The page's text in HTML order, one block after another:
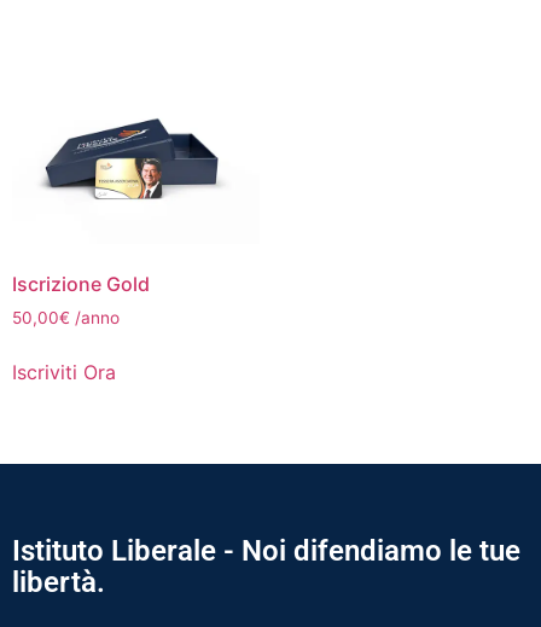
Iscrizione Gold
50,00€ /anno
Iscriviti Ora
Istituto Liberale - Noi difendiamo le tue
libertà.